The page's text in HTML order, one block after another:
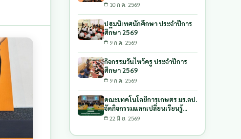
10 ก.ค. 2569
ปฐมนิเทศนักศึกษา ประจำปีการ
ศึกษา 2569
9 ก.ค. 2569
กิจกรรมวันไหว้ครู ประจำปีการ
ศึกษา 2569
9 ก.ค. 2569
คณะเทคโนโลยีการเกษตร มร.ลป.
จัดกิจกรรมแลกเปลี่ยนเรียนรู้
กระบวนการยกระดับสินค้าเกษตร
การ และการรับงบประมาณ
22 มิ.ย. 2569